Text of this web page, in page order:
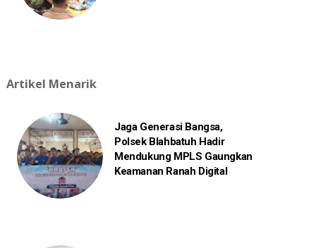
Artikel Menarik
Jaga Generasi Bangsa,
Polsek Blahbatuh Hadir
Mendukung MPLS Gaungkan
Keamanan Ranah Digital